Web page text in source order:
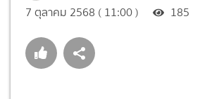
7 ตุลาคม 2568 ( 11:00 ) 185